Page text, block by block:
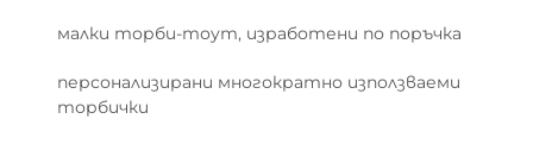
малки торби-тоут, изработени по поръчка
персонализирани многократно използваеми
торбички